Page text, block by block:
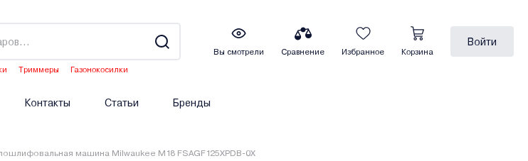
Триммеры
Газонокосилки
Вы смотрели Сравнение Избранное Корзина
Войти
Контакты Статьи Бренды
машина Milwaukee M18 FSAGF125XPDB-0X